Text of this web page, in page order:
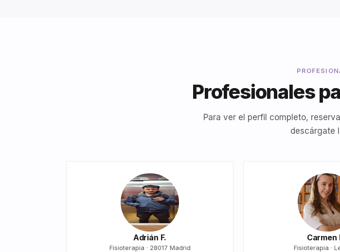
Profesionales
Para ver el perfil completo,
descárgate
Adrián F.
Fisioterapia · 28017 Madrid
Carmen
Fisioterapia ·